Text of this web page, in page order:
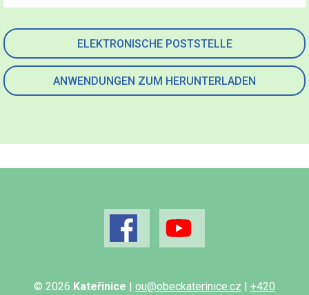
ELEKTRONISCHE POSTSTELLE
ANWENDUNGEN ZUM HERUNTERLADEN
© 2026 Kateřinice | ou@obeckaterinice.cz | +420